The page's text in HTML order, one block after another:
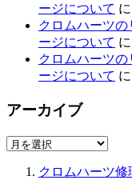
ージについて に
クロムハーツ
ージについて に
クロムハーツ
ージについて に
アーカイブ
ア
クロムハーツ修